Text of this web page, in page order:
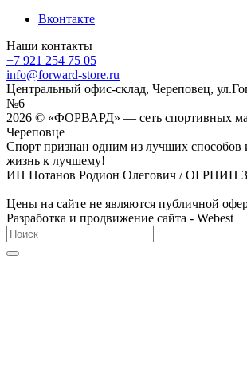
Вконтакте
Наши контакты
+7 921 254 75 05
info@forward-store.ru
Центральный офис-склад, Череповец,
№6
2026 © «ФОРВАРД» — сеть спортивных
Череповце
Спорт признан одним из лучших способов
жизнь к лучшему!
ИП Потанов Родион Олегович / ОГРНИП
Цены на сайте не являются публичной
Разработка и продвижение сайта - Webest